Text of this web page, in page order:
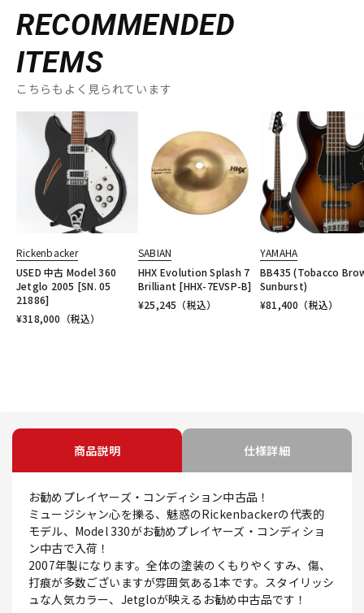
RECOMMENDED
ITEMS
こちらもよく見られています
Rickenbacker
USED 中古 Model 360
Jetglo 2005 [SN. 05
21886]
¥318,000 （税込）
SABIAN
HHX Evolution Splash 7
Brilliant [HHX-7EVSP-B]
¥25,245 （税込）
YAMAHA
BB435 (Tobacco
Sunburst)
¥81,400 （税込）
商品説明 仕様詳細
お勧めプレイヤーズ・コンディション中古品！
ミュージシャン心を擽る、魅惑のRickenbackerの代表的
モデル、Model 330がお勧めプレイヤーズ・コンディショ
ン中古で入荷！
2007年製になります。全体の塗装のくもりやくすみ、傷、
打痕が多数ございますが雰囲気ある1本です。スタイリッシ
ュな人気カラー、Jetgloが映えるお勧め中古品です！